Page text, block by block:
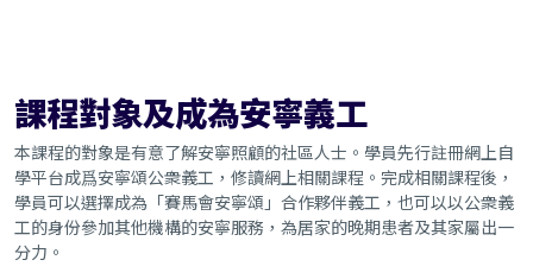
課程對象及成為安寧義工
本課程的對象是有意了解安寧照顧的社區人士。學員先行註冊網上自
學平台成爲安寧頌公衆義工，修讀網上相關課程。完成相關課程後，
學員可以選擇成為「賽馬會安寧頌」合作夥伴義工，也可以以公衆義
工的身份參加其他機構的安寧服務，為居家的晚期患者及其家屬出一
分力。